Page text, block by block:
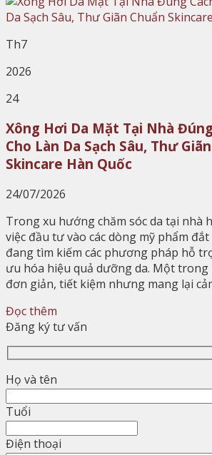
Th7
2026
24
Xông Hơi Da Mặt Tại Nhà
Cho Làn Da Sạch Sâu, Thư
Skincare Hàn Quốc
24/07/2026
Trong xu hướng chăm sóc da tại nhà
việc đầu tư vào các dòng mỹ phẩm
đang tìm kiếm các phương pháp hỗ
ưu hóa hiệu quả dưỡng da. Một
đơn giản, tiết kiệm nhưng mang lại
Đọc thêm
Đăng ký tư vấn
Họ và tên
Tuổi
Điện thoại